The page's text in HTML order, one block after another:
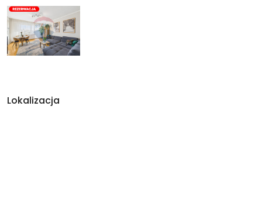
Lokalizacja